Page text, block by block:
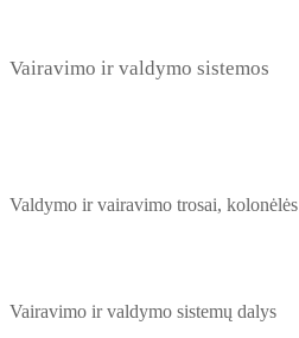
Vairavimo ir valdymo sistemos
Valdymo ir vairavimo trosai, kolonėlės
Vairavimo ir valdymo sistemų dalys